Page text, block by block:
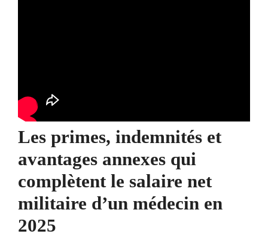
Les primes, indemnités et
avantages annexes qui
complètent le salaire net
militaire d’un médecin en
2025